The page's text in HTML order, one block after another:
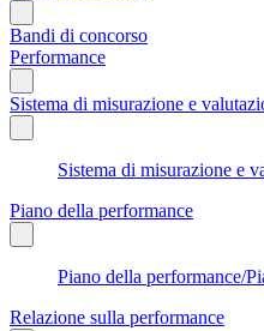
Bandi di concorso
Performance
Sistema di misurazione e
Sistema di misurazione e
Piano della performance
Piano della performance/
Relazione sulla performance